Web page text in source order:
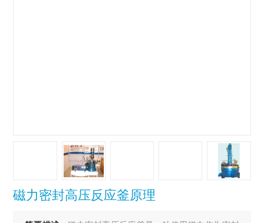
磁力密封高压反应釜原理